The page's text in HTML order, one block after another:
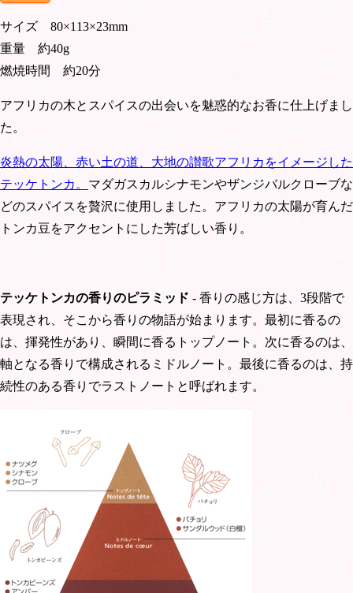
サイズ 80×113×23mm
重量 約40g
燃焼時間 約20分
アフリカの木とスパイスの出会いを魅惑的なお香に仕上げまし
た。
炎熱の太陽、赤い土の道、大地の讃歌アフリカをイメージした
テッケトンカ。 マダガスカルシナモンやザンジバルクローブな
どのスパイスを贅沢に使用しました。アフリカの太陽が育んだ
トンカ豆をアクセントにした芳ばしい香り。
テッケトンカの香りのピラミッド - 香りの感じ方は、3段階で
表現され、そこから香りの物語が始まります。最初に香るの
は、揮発性があり、瞬間に香るトップノート。次に香るのは、
軸となる香りで構成されるミドルノート。最後に香るのは、持
続性のある香りでラストノートと呼ばれます。